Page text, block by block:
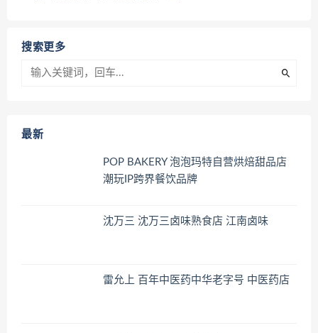
搜索更多
最新
POP BAKERY 泡泡玛特自营烘焙甜品店
潮玩IP跨界餐饮品牌
沈万三 沈万三卤味熟食店 江南卤味
雷允上 百年中医药中华老字号 中医药店